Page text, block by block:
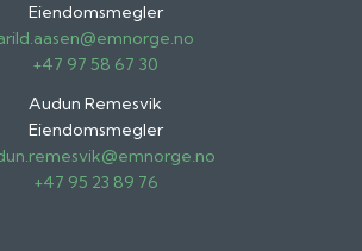
Eiendomsmegler
+47 97 58 67 30
Audun Remesvik
Eiendomsmegler
+47 95 23 89 76